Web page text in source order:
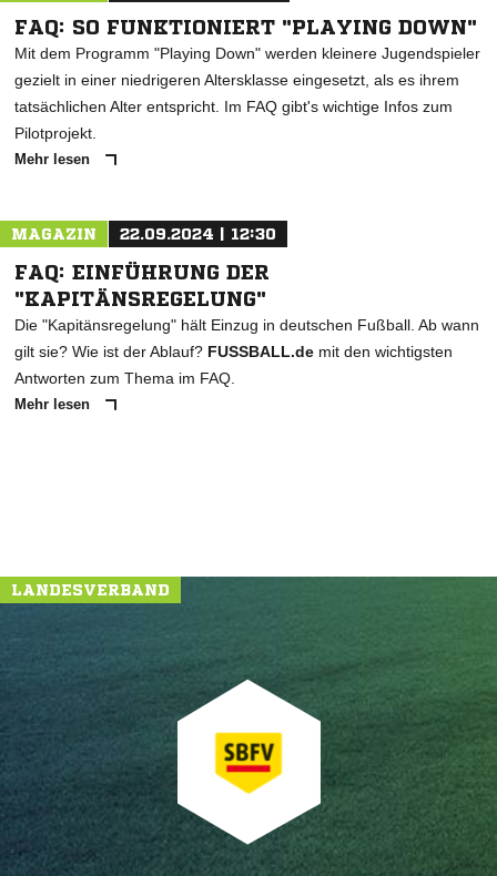
FAQ: SO FUNKTIONIERT "PLAYING DOWN"
Mit dem Programm "Playing Down" werden kleinere Jugendspieler
gezielt in einer niedrigeren Altersklasse eingesetzt, als es ihrem
tatsächlichen Alter entspricht. Im FAQ gibt's wichtige Infos zum
Pilotprojekt.
Mehr lesen
MAGAZIN 22.09.2024 | 12:30
FAQ: EINFÜHRUNG DER
"KAPITÄNSREGELUNG"
Die "Kapitänsregelung" hält Einzug in deutschen Fußball. Ab wann
gilt sie? Wie ist der Ablauf? FUSSBALL.de mit den wichtigsten
Antworten zum Thema im FAQ.
Mehr lesen
LANDESVERBAND